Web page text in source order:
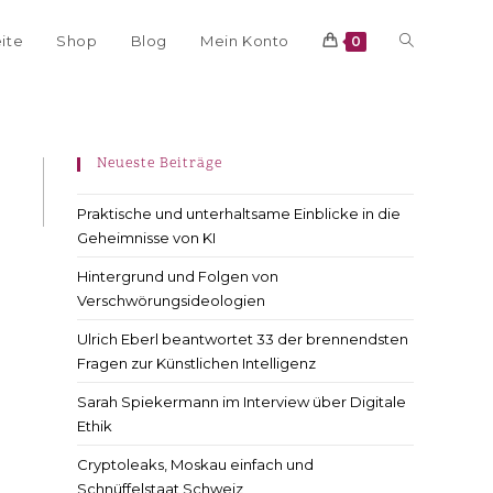
Shop Blog Mein Konto 0
Neueste Beiträge
Praktische und unterhaltsame Einblicke in die
Geheimnisse von KI
Hintergrund und Folgen von
Verschwörungsideologien
Ulrich Eberl beantwortet 33 der brennendsten
Fragen zur Künstlichen Intelligenz
Sarah Spiekermann im Interview über Digitale
Ethik
Cryptoleaks, Moskau einfach und
Schnüffelstaat Schweiz